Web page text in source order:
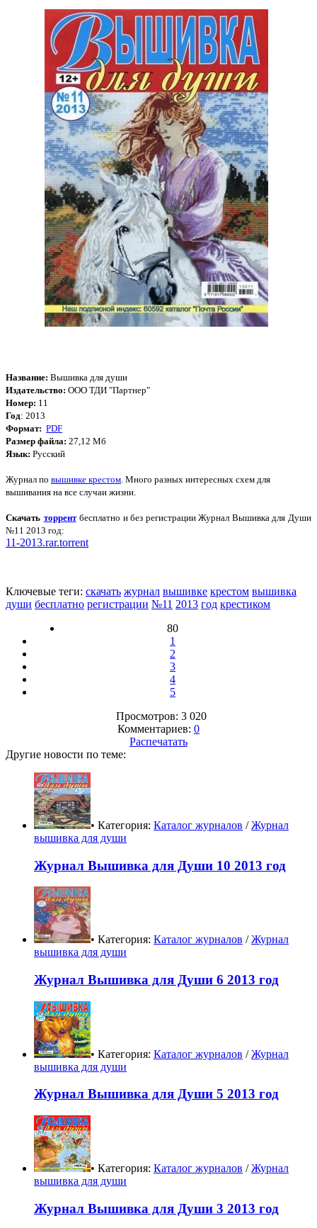
Название: Вышивка для души
Издательство: ООО ТДИ "Партнер"
Номер: 11
Год: 2013
Формат: PDF
Размер файла: 27,12 Мб
Язык: Русский
Журнал по вышивке крестом . Много разных интересных схем для
вышивания на все случаи жизни.
Скачать торрент бесплатно и без регистрации Журнал Вышивка для Души
№11 2013 год:
11-2013.rar.torrent
Ключевые теги: скачать журнал вышивке крестом вышивка
души бесплатно регистрации №11 2013 год крестиком
80
1
2
3
4
5
Просмотров: 3 020
Комментариев: 0
Распечатать
Другие новости по теме:
• Категория: Каталог журналов /Журнал
вышивка для души
Журнал Вышивка для Души 10 2013 год
• Категория: Каталог журналов /Журнал
вышивка для души
Журнал Вышивка для Души 6 2013 год
• Категория: Каталог журналов /Журнал
вышивка для души
Журнал Вышивка для Души 5 2013 год
• Категория: Каталог журналов /Журнал
вышивка для души
Журнал Вышивка для Души 3 2013 год